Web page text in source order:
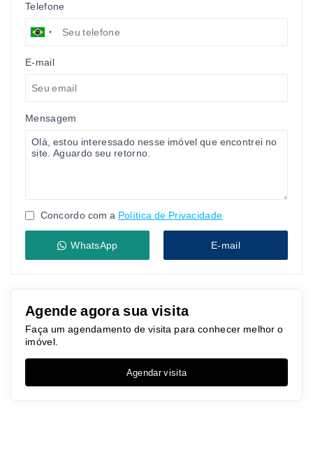
Telefone
E-mail
Mensagem
Concordo com a Política de Privacidade
WhatsApp E-mail
Agende agora sua visita
Faça um agendamento de visita para conhecer melhor o
imóvel.
Agendar visita